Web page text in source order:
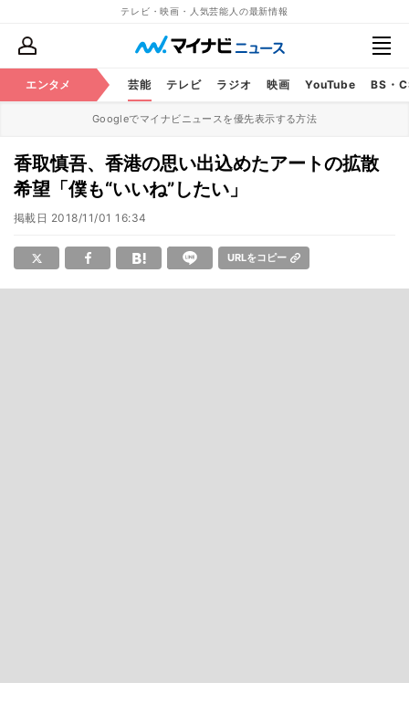
テレビ・映画・人気芸能人の最新情報
エンタメ 芸能 テレビ ラジオ 映画 YouTube BS・
Googleでマイナビニュースを優先表示する方法
香取慎吾、香港の思い出込めたアートの拡散
希望「僕も“いいね”したい」
掲載日 2018/11/01 16:34
URLをコピー